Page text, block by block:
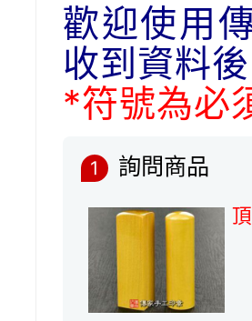
歡迎使用
收到資料
*符號為必
1 詢問商品